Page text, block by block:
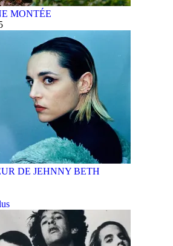
MONTÉE
DE JEHNNY BETH